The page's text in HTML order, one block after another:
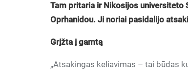
Tam pritaria ir Nikosijos universiteto
Oprhanidou. Ji noriai pasidalijo
Grįžta į gamtą
„Atsakingas keliavimas – tai būdas